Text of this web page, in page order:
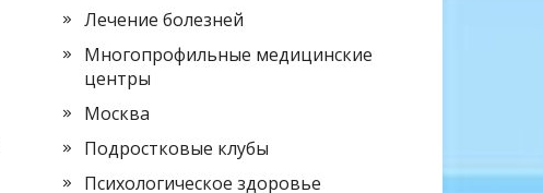
Лечение болезней
Многопрофильные медицинские
центры
Москва
Подростковые клубы
Психологическое здоровье